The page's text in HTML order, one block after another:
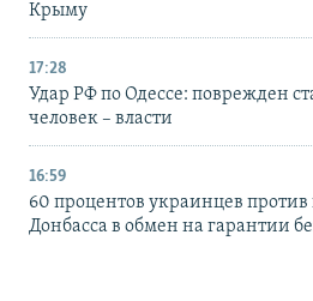
Крыму
17:28
Удар РФ по Одессе: поврежден
человек – власти
16:59
60 процентов украинцев
Донбасса в обмен на гарантии